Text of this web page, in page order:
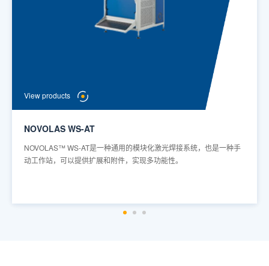
种通用的模块化激光焊接系统，也是一种手
和附件，实现多功能性。
View products
MAXI是一种模块化、普